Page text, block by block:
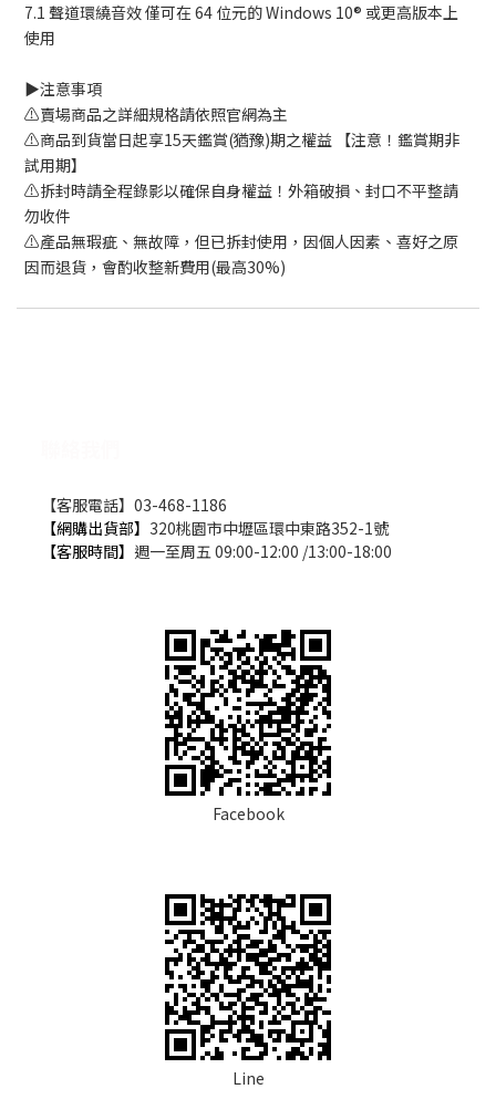
7.1 聲道環繞音效 僅可在 64 位元的 Windows 10® 或更高版本上
使用
▶️注意事項
⚠️賣場商品之詳細規格請依照官網為主
⚠️商品到貨當日起享15天鑑賞(猶豫)期之權益 【注意！鑑賞期非
試用期】
⚠️拆封時請全程錄影以確保自身權益！外箱破損、封口不平整請
勿收件
⚠️產品無瑕疵、無故障，但已拆封使用，因個人因素、喜好之原
因而退貨，會酌收整新費用(最高30%)
【客服電話】03-468-1186
【網購出貨部】 320桃園市中壢區環中東路352-1號
【客服時間】 週一至周五 09:00-12:00 /13:00-18:00
Facebook
Line